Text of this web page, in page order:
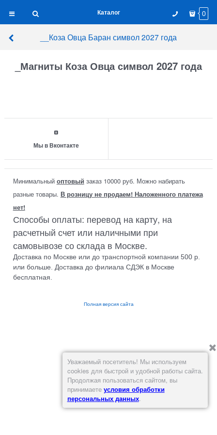
Каталог 0
__Коза Овца Баран символ 2027 года
_Магниты Коза Овца символ 2027 года
Мы в Вконтакте
Минимальный оптовый заказ 10000 руб. Можно набирать
разные товары. В розницу не продаем! Наложенного платежа
нет!
Способы оплаты: перевод на карту, на
расчетный счет или наличными при
самовывозе со склада в Москве.
Доставка по Москве или до транспортной компании 500 р.
или больше. Доставка до филиала СДЭК в Москве
бесплатная.
Полная версия сайта
Уважаемый посетитель! Мы используем
cookies для быстрой и удобной работы сайта.
Продолжая пользоваться сайтом, вы
принимаете условия обработки
персональных данных.